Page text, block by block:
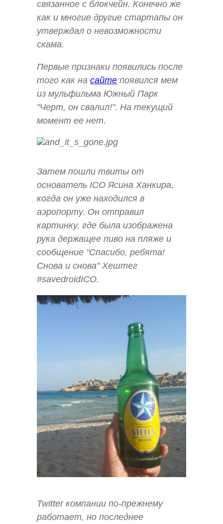
связанное с блокчейн. Конечно же
как и многие другие стартапы он
утверждал о невозможности
скама.
Первые признаки появились после
того как на сайте появился мем
из мульфильма Южный Парк
"Черт, он свалил!". На текущий
момент ее нет.
Затем пошли твиты от
основатель ICO Ясина Ханкира,
когда он уже находился в
аэропорту. Он отправил
картинку, где была изображена
рука держащее пиво на пляже и
сообщение "Спасибо, ребята!
Снова и снова" Хештег
#savedroidICO.
Twitter компании по-прежнему
работает, но последнее